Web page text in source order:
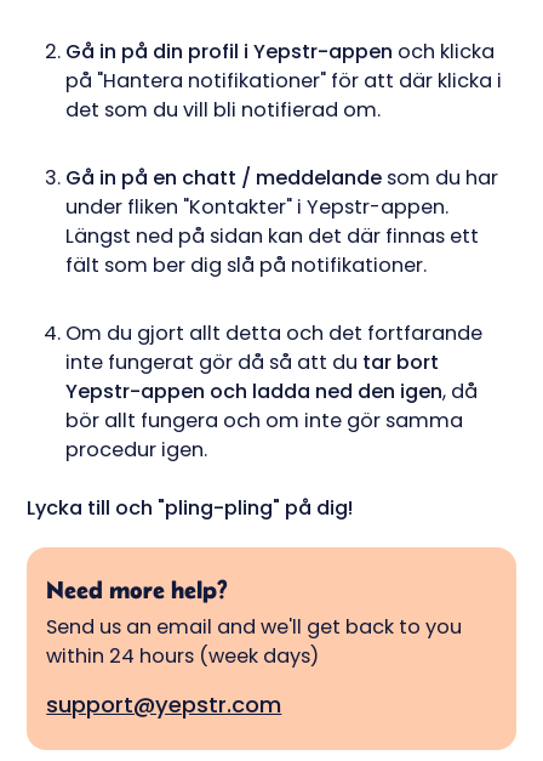
Gå in på din profil i Yepstr-appen och klicka
på "Hantera notifikationer" för att där klicka i
det som du vill bli notifierad om.
Gå in på en chatt / meddelande som du har
under fliken "Kontakter" i Yepstr-appen.
Längst ned på sidan kan det där finnas ett
fält som ber dig slå på notifikationer.
Om du gjort allt detta och det fortfarande
inte fungerat gör då så att du tar bort
Yepstr-appen och ladda ned den igen, då
bör allt fungera och om inte gör samma
procedur igen.
Lycka till och "pling-pling" på dig!
Need more help?
Send us an email and we'll get back to you
within 24 hours (week days)
support@yepstr.com